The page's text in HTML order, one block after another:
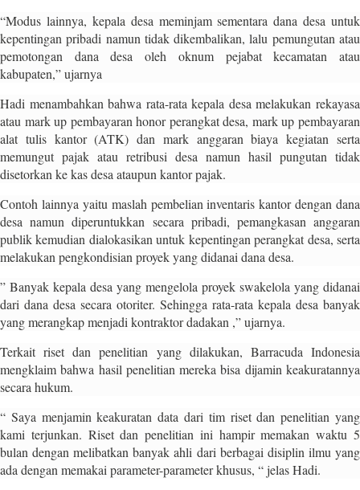
s
e
l
f
c
t
g
o
r
y
d
=
f
l
u
i
“Modus lainnya, kepala desa meminjam sementara dana desa untuk
kepentingan pribadi namun tidak dikembalikan, lalu pemungutan atau
pemotongan dana desa oleh oknum pejabat kecamatan atau
kabupaten,” ujarnya
Hadi menambahkan bahwa rata-rata kepala desa melakukan rekayasa
atau mark up pembayaran honor perangkat desa, mark up pembayaran
alat tulis kantor (ATK) dan mark anggaran biaya kegiatan serta
memungut pajak atau retribusi desa namun hasil pungutan tidak
disetorkan ke kas desa ataupun kantor pajak.
Contoh lainnya yaitu maslah pembelian inventaris kantor dengan dana
desa namun diperuntukkan secara pribadi, pemangkasan anggaran
publik kemudian dialokasikan untuk kepentingan perangkat desa, serta
melakukan pengkondisian proyek yang didanai dana desa.
” Banyak kepala desa yang mengelola proyek swakelola yang didanai
dari dana desa secara otoriter. Sehingga rata-rata kepala desa banyak
yang merangkap menjadi kontraktor dadakan ,” ujarnya.
Terkait riset dan penelitian yang dilakukan, Barracuda Indonesia
mengklaim bahwa hasil penelitian mereka bisa dijamin keakuratannya
secara hukum.
“ Saya menjamin keakuratan data dari tim riset dan penelitian yang
kami terjunkan. Riset dan penelitian ini hampir memakan waktu 5
bulan dengan melibatkan banyak ahli dari berbagai disiplin ilmu yang
ada dengan memakai parameter-parameter khusus, “ jelas Hadi.